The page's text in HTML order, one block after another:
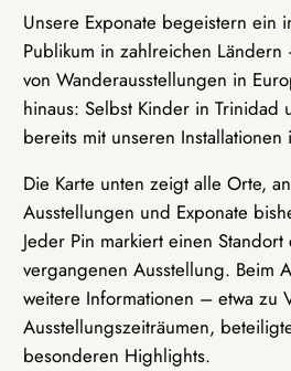
Unsere Exponate begeistern ein
Publikum in zahlreichen Ländern
von Wanderausstellungen in
hinaus: Selbst Kinder in Trinidad
bereits mit unseren Installationen
Die Karte unten zeigt alle Orte,
Ausstellungen und Exponate
Jeder Pin markiert einen
vergangenen Ausstellung. Beim
weitere Informationen – etwa zu
Ausstellungszeiträumen,
besonderen Highlights.